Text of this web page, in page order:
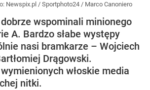
Newspix.pl / Sportphoto24 / Marco Canoniero
wspominali minionego
A. Bardzo słabe występy
nasi bramkarze – Wojciech
Drągowski.
włoskie media
nitki.